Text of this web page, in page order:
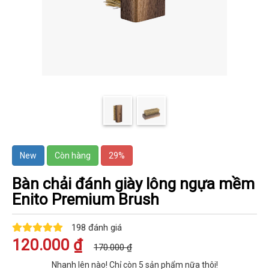
New Còn hàng 29%
Bàn chải đánh giày lông ngựa mềm
Enito Premium Brush
198 đánh giá
120.000 ₫ 170.000 ₫
Nhanh lên nào! Chỉ còn 5 sản phẩm nữa thôi!